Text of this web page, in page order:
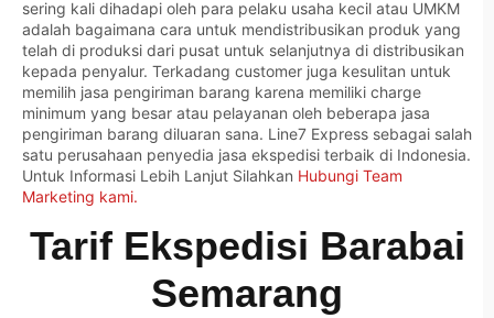
sering kali dihadapi oleh para pelaku usaha kecil atau UMKM
adalah bagaimana cara untuk mendistribusikan produk yang
telah di produksi dari pusat untuk selanjutnya di distribusikan
kepada penyalur. Terkadang customer juga kesulitan untuk
memilih jasa pengiriman barang karena memiliki charge
minimum yang besar atau pelayanan oleh beberapa jasa
pengiriman barang diluaran sana. Line7 Express sebagai salah
satu perusahaan penyedia jasa ekspedisi terbaik di Indonesia.
Untuk Informasi Lebih Lanjut Silahkan Hubungi Team
Marketing kami.
Tarif Ekspedisi Barabai
Semarang